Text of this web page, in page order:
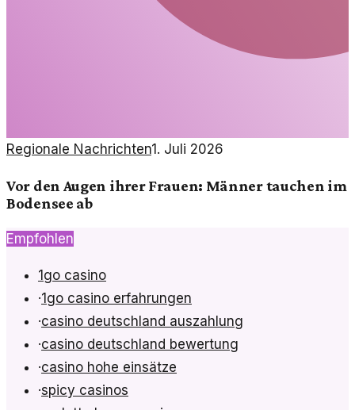
Regionale Nachrichten1. Juli 2026
Vor den Augen ihrer Frauen: Männer tauchen im
Bodensee ab
Empfohlen
1go casino
·1go casino erfahrungen
·casino deutschland auszahlung
·casino deutschland bewertung
·casino hohe einsätze
·spicy casinos